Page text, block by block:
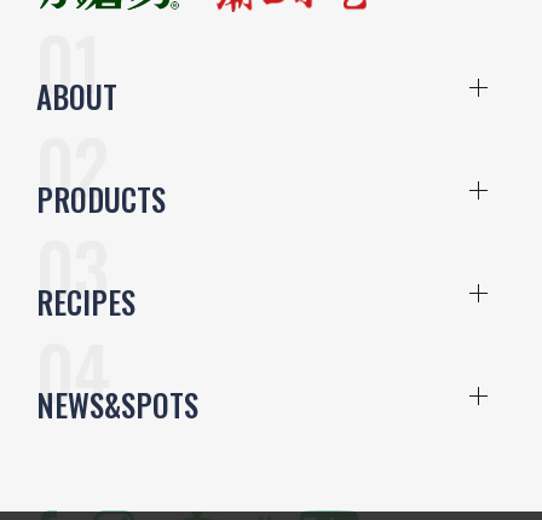
ABOUT
PRODUCTS
RECIPES
NEWS&SPOTS